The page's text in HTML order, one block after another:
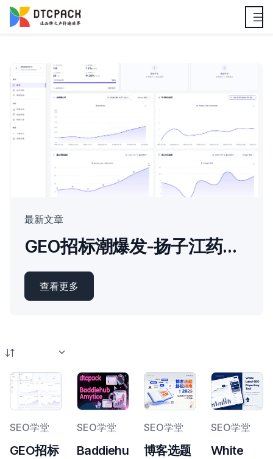
最新文章
GEO招标潮爆发-扬子江药业要求“白帽”优化原则-东风本田按AI推荐率付款
查看更多
SEO学堂
GEO招标
SEO学堂
Baddiehub
SEO学堂
博客选题
SEO学堂
White